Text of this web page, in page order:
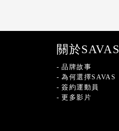
關於SAVAS
品牌故事
為何選擇SAVAS
簽約運動員
更多影片